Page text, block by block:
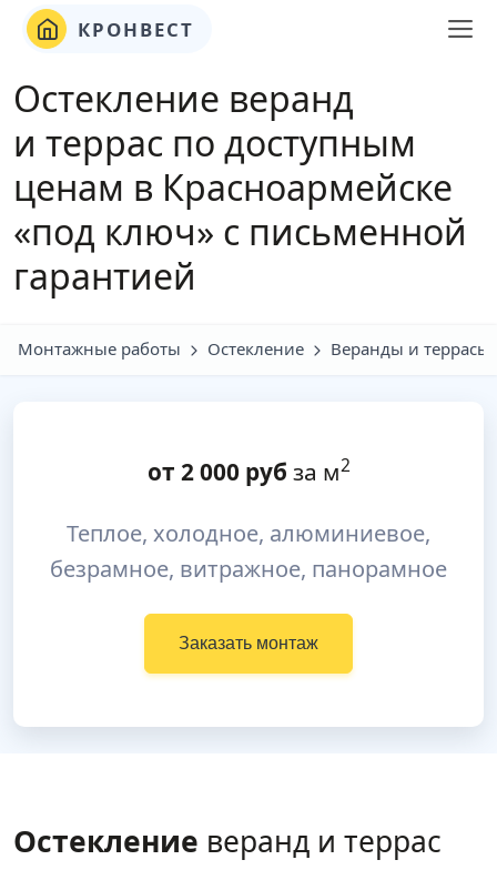
КРОНВЕСТ
Остекление веранд
и террас по доступным
ценам в Красноармейске
«под ключ» с письменной
гарантией
Монтажные работы Остекление Веранды и террасы
от 2 000руб за м2
Теплое, холодное, алюминиевое,
безрамное, витражное, панорамное
Заказать монтаж
Остекление веранд и террас